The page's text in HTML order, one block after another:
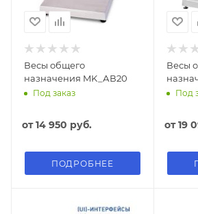
Весы общего
назначения MK_АВ20
Под заказ
от14 950 руб.
ПОДРОБНЕЕ
Весы
Под
от19